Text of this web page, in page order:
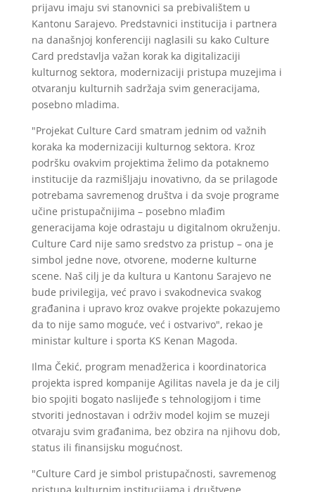
prijavu imaju svi stanovnici sa prebivalištem u
Kantonu Sarajevo. Predstavnici institucija i partnera
na današnjoj konferenciji naglasili su kako Culture
Card predstavlja važan korak ka digitalizaciji
kulturnog sektora, modernizaciji pristupa muzejima i
otvaranju kulturnih sadržaja svim generacijama,
posebno mladima.
"Projekat Culture Card smatram jednim od važnih
koraka ka modernizaciji kulturnog sektora. Kroz
podršku ovakvim projektima želimo da potaknemo
institucije da razmišljaju inovativno, da se prilagode
potrebama savremenog društva i da svoje programe
učine pristupačnijima – posebno mlađim
generacijama koje odrastaju u digitalnom okruženju.
Culture Card nije samo sredstvo za pristup – ona je
simbol jedne nove, otvorene, moderne kulturne
scene. Naš cilj je da kultura u Kantonu Sarajevo ne
bude privilegija, već pravo i svakodnevica svakog
građanina i upravo kroz ovakve projekte pokazujemo
da to nije samo moguće, već i ostvarivo", rekao je
ministar kulture i sporta KS Kenan Magoda.
Ilma Čekić, program menadžerica i koordinatorica
projekta ispred kompanije Agilitas navela je da je cilj
bio spojiti bogato naslijeđe s tehnologijom i time
stvoriti jednostavan i održiv model kojim se muzeji
otvaraju svim građanima, bez obzira na njihovu dob,
status ili finansijsku mogućnost.
"Culture Card je simbol pristupačnosti, savremenog